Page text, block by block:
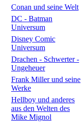
Conan und seine Welt
DC - Batman
Universum
Disney Comic
Universum
Drachen - Schwerter -
Ungeheuer
Frank Miller und seine
Werke
Hellboy und anderes
aus den Welten des
Mike Mignol